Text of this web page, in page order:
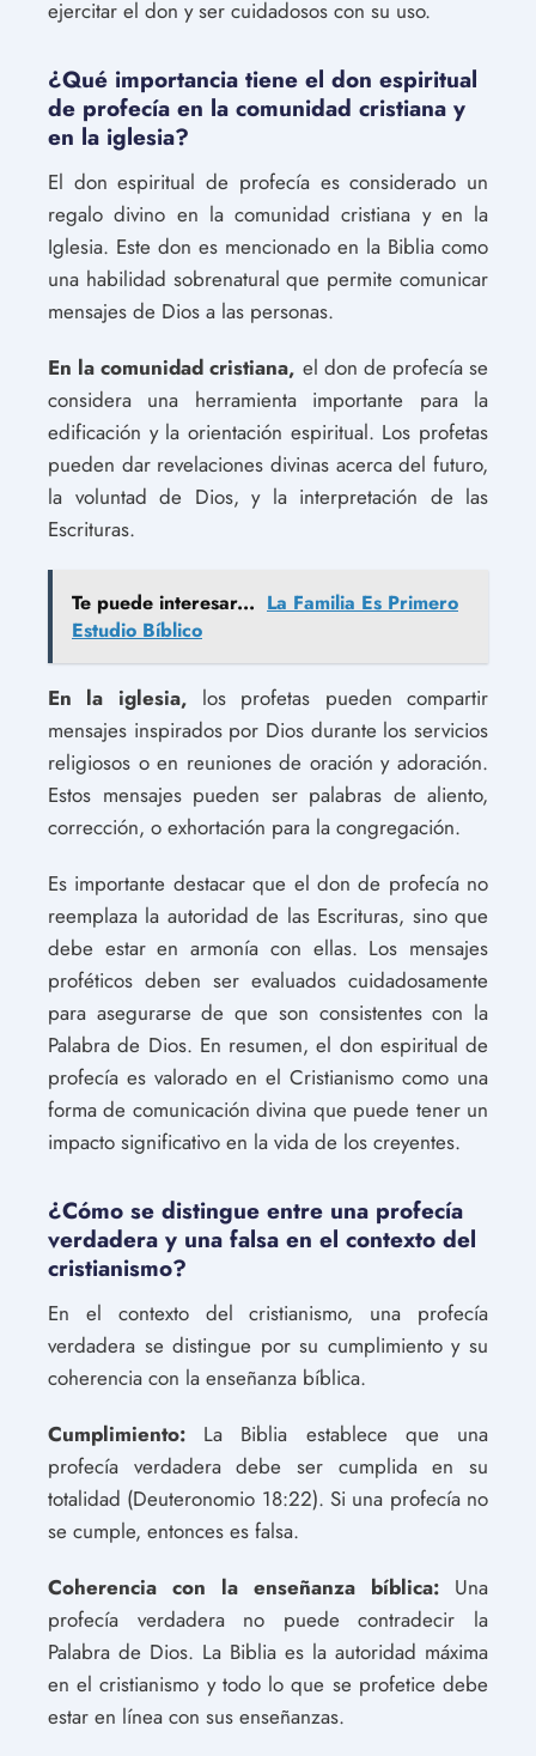
ejercitar el don y ser cuidadosos con su uso.
¿Qué importancia tiene el don espiritual
de profecía en la comunidad cristiana y
en la iglesia?
El don espiritual de profecía es considerado un
regalo divino en la comunidad cristiana y en la
Iglesia. Este don es mencionado en la Biblia como
una habilidad sobrenatural que permite comunicar
mensajes de Dios a las personas.
En la comunidad cristiana, el don de profecía se
considera una herramienta importante para la
edificación y la orientación espiritual. Los profetas
pueden dar revelaciones divinas acerca del futuro,
la voluntad de Dios, y la interpretación de las
Escrituras.
Te puede interesar... La Familia Es Primero
Estudio Bíblico
En la iglesia, los profetas pueden compartir
mensajes inspirados por Dios durante los servicios
religiosos o en reuniones de oración y adoración.
Estos mensajes pueden ser palabras de aliento,
corrección, o exhortación para la congregación.
Es importante destacar que el don de profecía no
reemplaza la autoridad de las Escrituras, sino que
debe estar en armonía con ellas. Los mensajes
proféticos deben ser evaluados cuidadosamente
para asegurarse de que son consistentes con la
Palabra de Dios. En resumen, el don espiritual de
profecía es valorado en el Cristianismo como una
forma de comunicación divina que puede tener un
impacto significativo en la vida de los creyentes.
¿Cómo se distingue entre una profecía
verdadera y una falsa en el contexto del
cristianismo?
En el contexto del cristianismo, una profecía
verdadera se distingue por su cumplimiento y su
coherencia con la enseñanza bíblica.
Cumplimiento: La Biblia establece que una
profecía verdadera debe ser cumplida en su
totalidad (Deuteronomio 18:22). Si una profecía no
se cumple, entonces es falsa.
Coherencia con la enseñanza bíblica: Una
profecía verdadera no puede contradecir la
Palabra de Dios. La Biblia es la autoridad máxima
en el cristianismo y todo lo que se profetice debe
estar en línea con sus enseñanzas.